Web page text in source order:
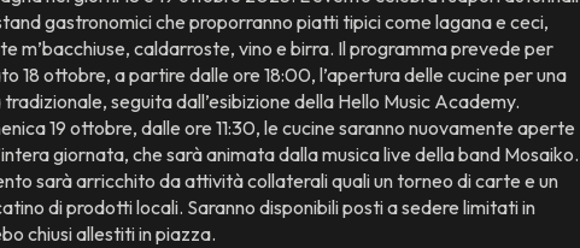
gastronomici che proporranno piatti tipici come lagana e ceci,
m’bacchiuse, caldarroste, vino e birra. Il programma prevede per
18 ottobre, a partire dalle ore 18:00, l’apertura delle cucine per una
seguita dall’esibizione della Hello Music Academy.
19 ottobre, dalle ore 11:30, le cucine saranno nuovamente aperte
giornata, che sarà animata dalla musica live della band Mosaiko.
sarà arricchito da attività collaterali quali un torneo di carte e un
di prodotti locali. Saranno disponibili posti a sedere limitati in
chiusi allestiti in piazza.